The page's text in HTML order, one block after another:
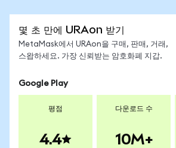
몇 초 만에 URAon 받기
MetaMask에서 URAon을 구매, 판매, 거래,
스왑하세요. 가장 신뢰받는 암호화폐 지갑.
Google Play
평점
4.4
다운로드 수
10M+